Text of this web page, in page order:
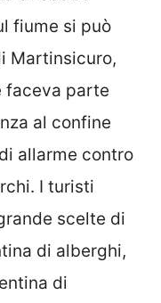
fiume si può
Martinsicuro,
faceva parte
al confine
allarme contro
I turisti
scelte di
di alberghi,
di